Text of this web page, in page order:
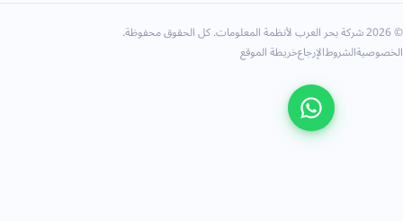
الشروطالإرجاعخريطة الموقع